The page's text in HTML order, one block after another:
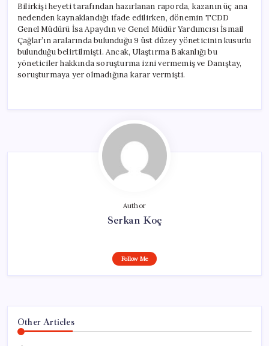
Bilirkişi heyeti tarafından hazırlanan raporda, kazanın üç ana
nedenden kaynaklandığı ifade edilirken, dönemin TCDD
Genel Müdürü İsa Apaydın ve Genel Müdür Yardımcısı İsmail
Çağlar’ın aralarında bulunduğu 9 üst düzey yöneticinin kusurlu
bulunduğu belirtilmişti. Ancak, Ulaştırma Bakanlığı bu
yöneticiler hakkında soruşturma izni vermemiş ve Danıştay,
soruşturmaya yer olmadığına karar vermişti.
Author
Serkan Koç
Follow Me
Other Articles